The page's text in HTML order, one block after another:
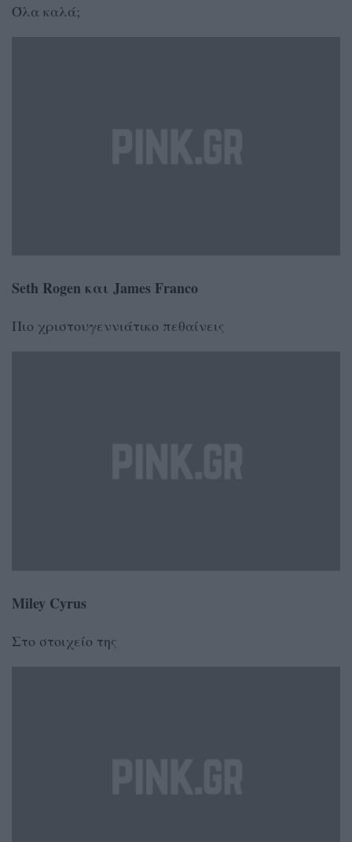
Όλα καλά;
Seth Rogen και James Franco
Πιο χριστουγεννιάτικο πεθαίνεις
Miley Cyrus
Στο στοιχείο της